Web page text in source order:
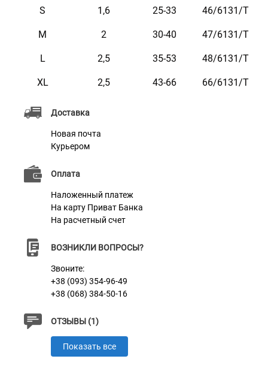
Доставка
Новая почта
Курьером
Оплата
Наложенный платеж
На карту Приват Банка
На расчетный счет
ВОЗНИКЛИ ВОПРОСЫ?
Звоните:
+38 (093) 354-96-49
+38 (068) 384-50-16
ОТЗЫВЫ (1)
Показать все
нагрузки.
Благодаря своей прочности, этот ошейник отлично
под проточной водой, не требует просушки и особого
ухода. Это удачный выбор для собаковладельцев,
время на уход за амуницией.
Ошейник укомплектован прочной металлической
пряжкой с возможностью нанесения гравировки.
На пряжке можно награвировать любую
информацию, например: кличка домашнего
животного, контактные данные, адрес, номер
микрочипа и т.п.
На ошейнике размера XS, S желательно размещать
Текст наносится с помощью лазера, поэтому со
временем он не стирается и не тускнеет.
Ошейник доступен в таких цветах: розовый, зеленый,
голубой, оранжевый и черный.
Чтобы выбрать подходящий по размеру ошейник,
S 1,6 25-33 46/6131/Т
M 2 30-40 47/6131/Т
L 2,5 35-53 48/6131/Т
XL 2,5 43-66 66/6131/Т